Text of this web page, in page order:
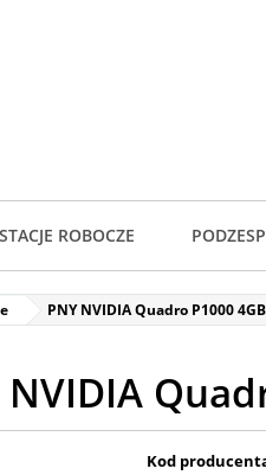
STACJE ROBOCZE
PNY NVIDIA Quadro P1000
NVIDIA
Kod